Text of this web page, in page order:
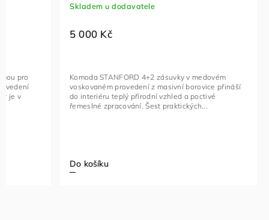
Skladem u dodavatele
Komoda STANFORD 4+2 zásuvky v medovém
voskovaném provedení z masivní borovice přináší
do interiéru teplý přírodní vzhled a poctivé
řemeslné zpracování. Šest praktických...
od